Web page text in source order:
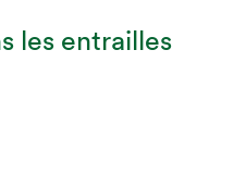
les entrailles